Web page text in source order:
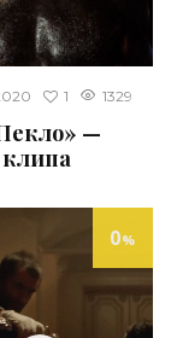
1 1329
—
0%